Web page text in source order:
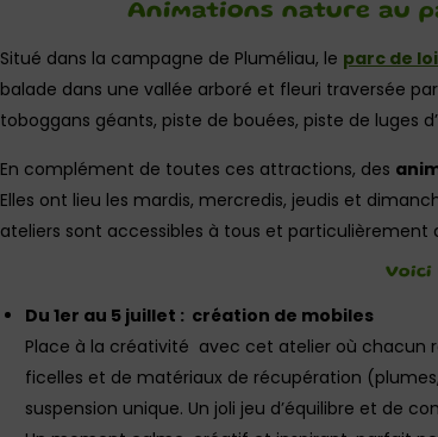
Animations nature au
Situé dans la campagne de Pluméliau, le parc de
balade dans une vallée arboré et fleuri traversée
toboggans géants, piste de bouées, piste de luges
En complément de toutes ces attractions, des
Elles ont lieu les mardis, mercredis, jeudis et
ateliers sont accessibles à tous et particulièrement
Voici
Du 1er au 5 juillet : création de mobiles
Place à la créativité avec cet atelier où chacun
ficelles et de matériaux de récupération
suspension unique. Un joli jeu d’équilibre et de